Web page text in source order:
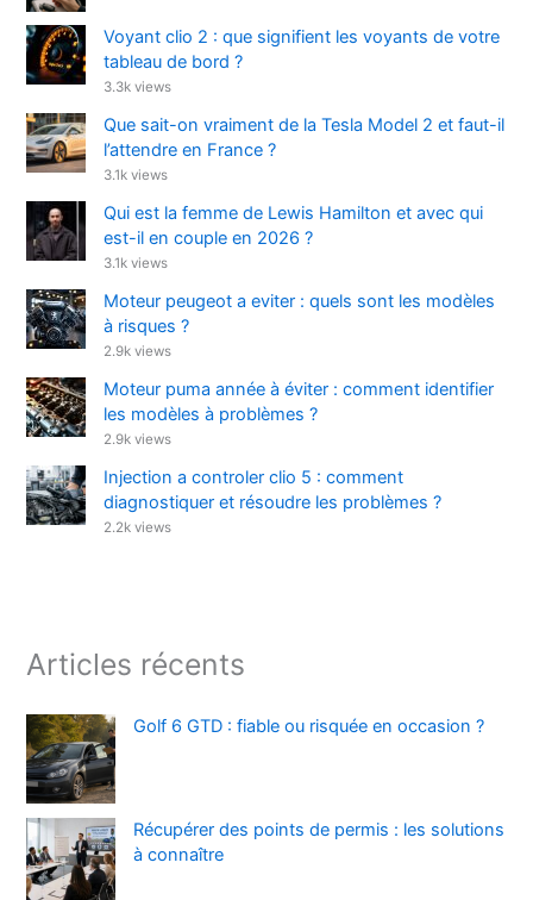
Voyant clio 2 : que signifient les voyants de votre
tableau de bord ?
3.3k views
Que sait-on vraiment de la Tesla Model 2 et faut-il
l’attendre en France ?
3.1k views
Qui est la femme de Lewis Hamilton et avec qui
est-il en couple en 2026 ?
3.1k views
Moteur peugeot a eviter : quels sont les modèles
à risques ?
2.9k views
Moteur puma année à éviter : comment identifier
les modèles à problèmes ?
2.9k views
Injection a controler clio 5 : comment
diagnostiquer et résoudre les problèmes ?
2.2k views
Articles récents
Golf 6 GTD : fiable ou risquée en occasion ?
Récupérer des points de permis : les solutions
à connaître